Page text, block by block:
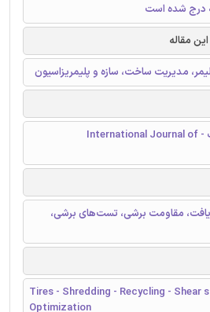
درج شده است
مقاله
مدیریت ساخت، سازه و پلیمریزاسیون
مجله بین المللی ژئومکانیک - International Journal of
مقاومت برشی، تست‌های برشی،
Tires - Shredding - Recycling - Shear
Optimization